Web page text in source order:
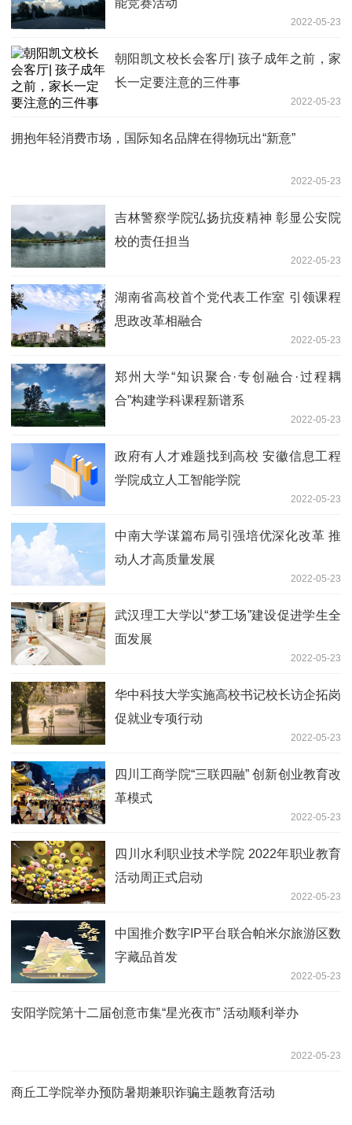
2022-05-23
朝阳凯文校长会客厅| 孩子成年之前，家
长一定要注意的三件事
2022-05-23
拥抱年轻消费市场，国际知名品牌在得物玩出“新意”
2022-05-23
吉林警察学院弘扬抗疫精神 彰显公安院
校的责任担当
2022-05-23
湖南省高校首个党代表工作室 引领课程
思政改革相融合
2022-05-23
郑州大学“知识聚合·专创融合·过程耦
合”构建学科课程新谱系
2022-05-23
政府有人才难题找到高校 安徽信息工程
学院成立人工智能学院
2022-05-23
中南大学谋篇布局引强培优深化改革 推
动人才高质量发展
2022-05-23
武汉理工大学以“梦工场”建设促进学生全
面发展
2022-05-23
华中科技大学实施高校书记校长访企拓岗
促就业专项行动
2022-05-23
四川工商学院“三联四融” 创新创业教育改
革模式
2022-05-23
四川水利职业技术学院 2022年职业教育
活动周正式启动
2022-05-23
中国推介数字IP平台联合帕米尔旅游区数
字藏品首发
2022-05-23
安阳学院第十二届创意市集“星光夜市” 活动顺利举办
2022-05-23
商丘工学院举办预防暑期兼职诈骗主题教育活动